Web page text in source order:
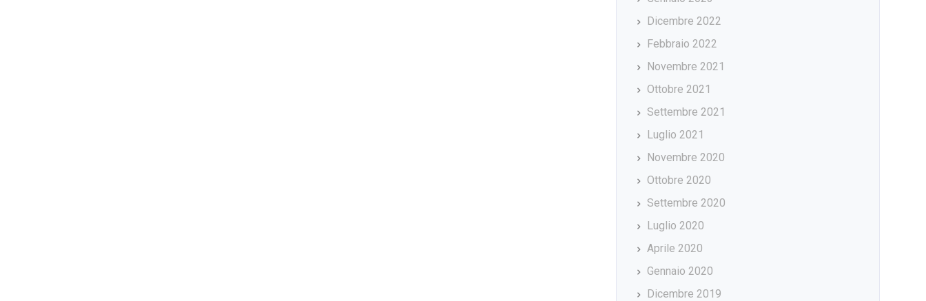
Dicembre 2022
Febbraio 2022
Novembre 2021
Ottobre 2021
Settembre 2021
Luglio 2021
Novembre 2020
Ottobre 2020
Settembre 2020
Luglio 2020
Aprile 2020
Gennaio 2020
Dicembre 2019